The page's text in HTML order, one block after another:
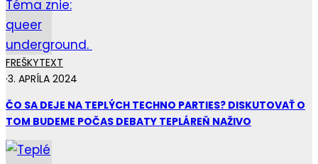
FREŠKYTEXT
·3. APRÍLA 2024
ČO SA DEJE NA TEPLÝCH TECHNO PARTIES? DISKUTOVAŤ O
TOM BUDEME POČAS DEBATY TEPLÁREŇ NAŽIVO